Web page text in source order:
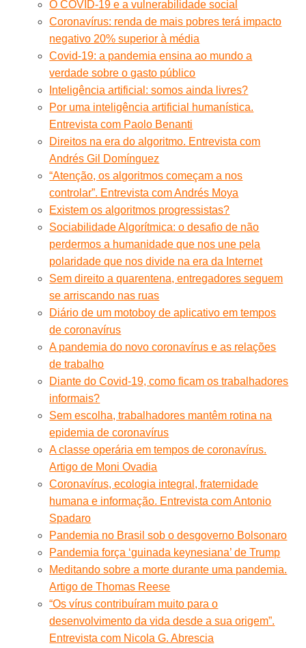
O COVID-19 e a vulnerabilidade social
Coronavírus: renda de mais pobres terá impacto
negativo 20% superior à média
Covid-19: a pandemia ensina ao mundo a
verdade sobre o gasto público
Inteligência artificial: somos ainda livres?
Por uma inteligência artificial humanística.
Entrevista com Paolo Benanti
Direitos na era do algoritmo. Entrevista com
Andrés Gil Domínguez
“Atenção, os algoritmos começam a nos
controlar”. Entrevista com Andrés Moya
Existem os algoritmos progressistas?
Sociabilidade Algorítmica: o desafio de não
perdermos a humanidade que nos une pela
polaridade que nos divide na era da Internet
Sem direito a quarentena, entregadores seguem
se arriscando nas ruas
Diário de um motoboy de aplicativo em tempos
de coronavírus
A pandemia do novo coronavírus e as relações
de trabalho
Diante do Covid-19, como ficam os trabalhadores
informais?
Sem escolha, trabalhadores mantêm rotina na
epidemia de coronavírus
A classe operária em tempos de coronavírus.
Artigo de Moni Ovadia
Coronavírus, ecologia integral, fraternidade
humana e informação. Entrevista com Antonio
Spadaro
Pandemia no Brasil sob o desgoverno Bolsonaro
Pandemia força ‘guinada keynesiana’ de Trump
Meditando sobre a morte durante uma pandemia.
Artigo de Thomas Reese
“Os vírus contribuíram muito para o
desenvolvimento da vida desde a sua origem”.
Entrevista com Nicola G. Abrescia